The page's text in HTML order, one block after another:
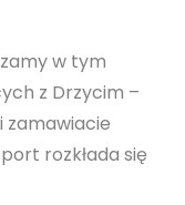
w tym
z Drzycim –
zamawiacie
rozkłada się